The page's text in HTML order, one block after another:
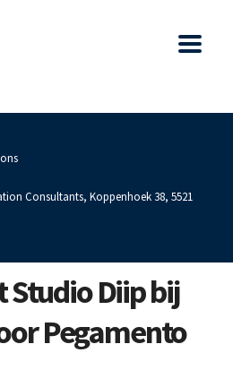
Consultants, Koppenhoek 38, 5521
Studio Diip bij
Pegamento